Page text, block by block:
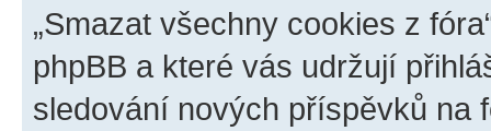
„Smazat všechny cookies z
phpBB a které vás udržují
sledování nových příspěvků na